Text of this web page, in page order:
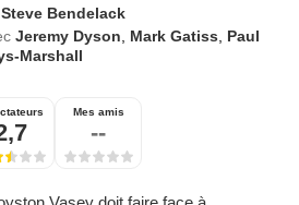
Steve Bendelack
Jeremy Dyson Mark Gatiss
Paul
Marshall
Mes amis
--